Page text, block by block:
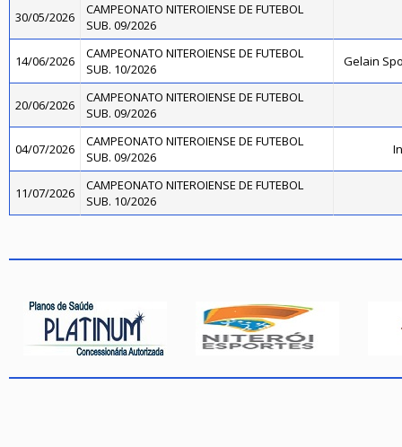
30/05/2026
CAMPEONATO NITEROIENSE DE FUTEBOL
SUB. 09/2026
14/06/2026
CAMPEONATO NITEROIENSE DE FUTEBOL
SUB. 10/2026
Gelain
20/06/2026
CAMPEONATO NITEROIENSE DE FUTEBOL
SUB. 09/2026
04/07/2026
CAMPEONATO NITEROIENSE DE FUTEBOL
SUB. 09/2026
11/07/2026
CAMPEONATO NITEROIENSE DE FUTEBOL
SUB. 10/2026